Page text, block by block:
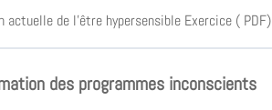
actuelle de l’être hypersensible Exercice ( PDF)
des programmes inconscients